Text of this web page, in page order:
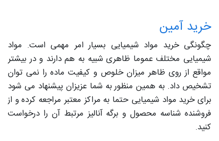
خرید آمین
چگونگی خرید مواد شیمیایی بسیار امر مهمی است. مواد
شیمیایی مختلف عموما ظاهری شبیه به هم دارند و در بیشتر
مواقع از روی ظاهر میزان خلوص و کیفیت ماده را نمی توان
تشخیص داد. به همین منظور به شما عزیزان پیشنهاد می شود
برای خرید مواد شیمیایی حتما به مراکز معتبر مراجعه کرده و از
فروشنده شناسه محصول و برگه آنالیز مرتبط آن را درخواست
کنید.